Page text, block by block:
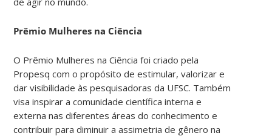
Prêmio Mulheres na Ciência
O Prêmio Mulheres na Ciência foi criado pela
Propesq com o propósito de estimular, valorizar e
dar visibilidade às pesquisadoras da UFSC. Também
visa inspirar a comunidade científica interna e
externa nas diferentes áreas do conhecimento e
contribuir para diminuir a assimetria de gênero na